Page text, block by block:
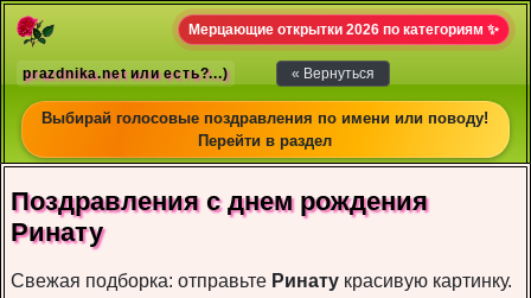
Мерцающие открытки 2026 по категориям ✨
prazdnika.net или есть?...) « Вернуться
Выбирай голосовые поздравления по имени или поводу!
Перейти в раздел
Поздравления с днем рождения
Ринату
Свежая подборка: отправьте Ринату красивую картинку.